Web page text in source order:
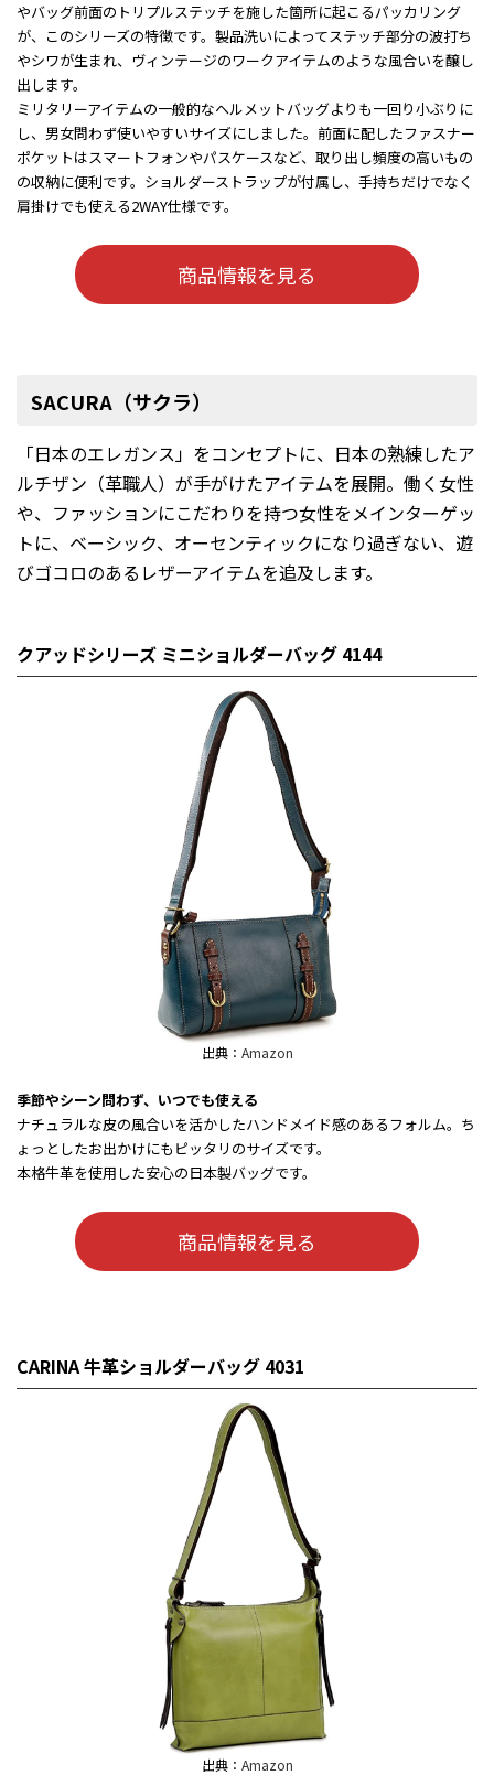
やバッグ前面のトリプルステッチを施した箇所に起こるパッカリング
が、このシリーズの特徴です。製品洗いによってステッチ部分の波打ち
やシワが生まれ、ヴィンテージのワークアイテムのような風合いを醸し
出します。
ミリタリーアイテムの一般的なヘルメットバッグよりも一回り小ぶりに
し、男女問わず使いやすいサイズにしました。前面に配したファスナー
ポケットはスマートフォンやパスケースなど、取り出し頻度の高いもの
の収納に便利です。ショルダーストラップが付属し、手持ちだけでなく
肩掛けでも使える2WAY仕様です。
商品情報を見る
SACURA（サクラ）
「日本のエレガンス」をコンセプトに、日本の熟練したア
ルチザン（革職人）が手がけたアイテムを展開。働く女性
や、ファッションにこだわりを持つ女性をメインターゲッ
トに、ベーシック、オーセンティックになり過ぎない、遊
びゴコロのあるレザーアイテムを追及します。
クアッドシリーズ ミニショルダーバッグ 4144
出典： Amazon
季節やシーン問わず、いつでも使える
ナチュラルな皮の風合いを活かしたハンドメイド感のあるフォルム。ち
ょっとしたお出かけにもピッタリのサイズです。
本格牛革を使用した安心の日本製バッグです。
商品情報を見る
CARINA 牛革ショルダーバッグ 4031
出典： Amazon